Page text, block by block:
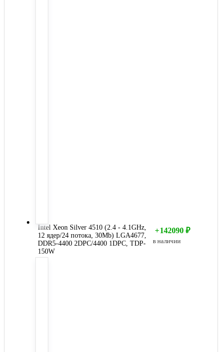
Intel Xeon Silver 4510 (2.4 - 4.1GHz,
12 ядер/24 потока, 30Mb) LGA4677,
DDR5-4400 2DPC/4400 1DPC, TDP-
150W
+142090 ₽
в наличии